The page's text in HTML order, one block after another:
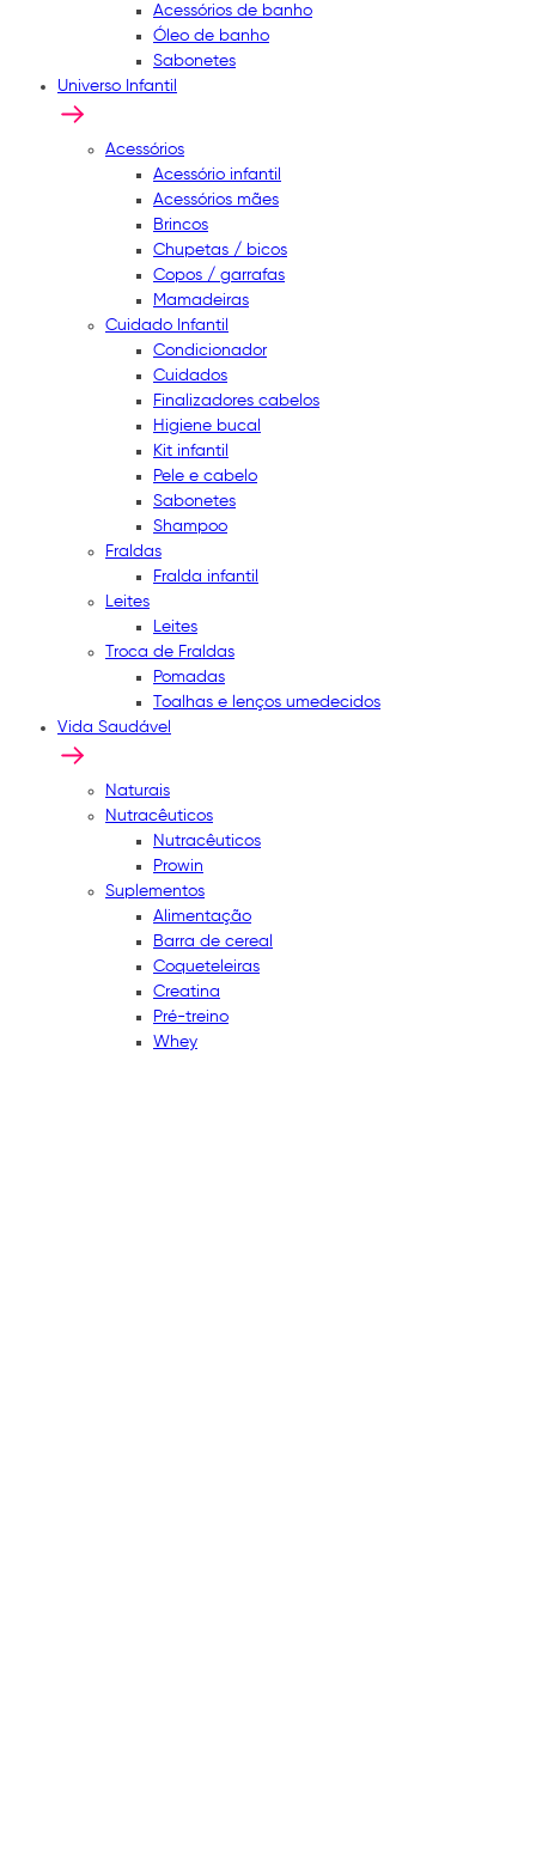
Acessórios de banho
Óleo de banho
Sabonetes
Universo Infantil
Acessórios
Acessório infantil
Acessórios mães
Brincos
Chupetas / bicos
Copos / garrafas
Mamadeiras
Cuidado Infantil
Condicionador
Cuidados
Finalizadores cabelos
Higiene bucal
Kit infantil
Pele e cabelo
Sabonetes
Shampoo
Fraldas
Fralda infantil
Leites
Leites
Troca de Fraldas
Pomadas
Toalhas e lenços umedecidos
Vida Saudável
Naturais
Nutracêuticos
Nutracêuticos
Prowin
Suplementos
Alimentação
Barra de cereal
Coqueteleiras
Creatina
Pré-treino
Whey